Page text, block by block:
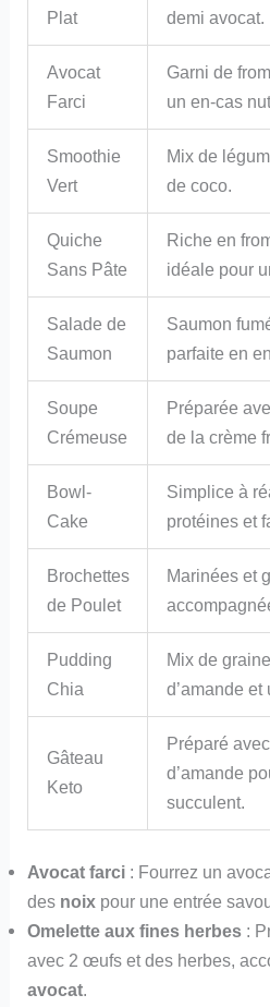
Plat
demi avocat.
Avocat
Farci
Garni de
un en-cas
Smoothie
Vert
Mix de
de coco.
Quiche
Sans Pâte
Riche en
idéale pour
Salade de
Saumon
Saumon
parfaite en
Soupe
Crémeuse
Préparée
de la crème
Bowl-
Cake
Simplice à
protéines et
Brochettes
de Poulet
Marinées et
Pudding
Chia
Mix de
d’amande
Gâteau
Keto
Préparé
d’amande
succulent.
Avocat farci : Fourrez un
des noix pour une entrée
Omelette aux fines herbes :
avec 2 œufs et des herbes,
avocat.